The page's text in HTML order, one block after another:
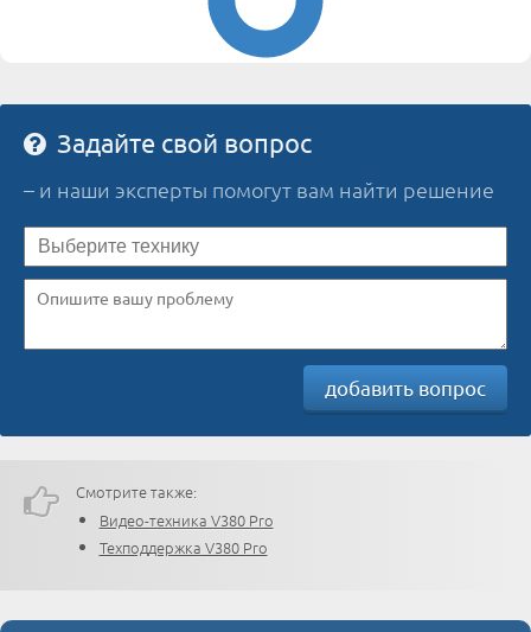
Задайте свой вопрос
– и наши эксперты помогут вам найти решение
добавить вопрос
Смотрите также:
Видео-техника V380 Pro
Техподдержка V380 Pro